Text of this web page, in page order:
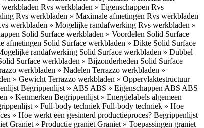
Rvs werkbladen » Eigenschappen Rvs
Rvs werkbladen » Maximale afmetingen Rvs werkbladen
werkbladen » Mogelijke randafwerking Rvs werkbladen »
Solid Surface werkbladen » Voordelen Solid Surface
afmetingen Solid Surface werkbladen » Dikte Solid Surface
randafwerking Solid Surface werkbladen » Dubbel
Surface werkbladen » Bijzonderheden Solid Surface
werkbladen » Nadelen Terrazzo werkbladen »
» Gewicht Terrazzo werkbladen » Oppervlaktestructuur
Begrippenlijst » ABS ABS » Eigenschappen ABS ABS
» Kenmerken Begrippenlijst » Energielabels algemeen
» Full-body techniek Full-body techniek » Hoe
» Hoe werkt een gesinterd productieproces? Begrippenlijst
Graniet » Productie graniet Graniet » Toepassingen graniet